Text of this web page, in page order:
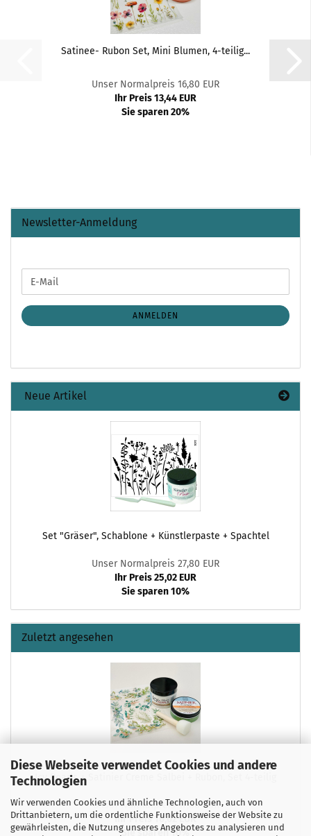
Diese Webseite verwendet Cookies und andere
Technologien
Wir verwenden Cookies und ähnliche Technologien, auch von
Drittanbietern, um die ordentliche Funktionsweise der Website zu
gewährleisten, die Nutzung unseres Angebotes zu analysieren und
Satinee- Rubon Set, Mini Blumen, 4-teilig...
Unser Normalpreis 16,80 EUR
Ihr Preis 13,44 EUR
Sie sparen 20%
Newsletter-Anmeldung
ZUR
ANMELDUNG
E-
Mail
ANMELDEN
Neue Artikel
Set "Gräser", Schablone + Künstlerpaste + Spachtel
Unser Normalpreis 27,80 EUR
Ihr Preis 25,02 EUR
Sie sparen 10%
Zuletzt angesehen
Icy Pearls + Satinier Creme Salbei + Rubon, Set 4-teilig
Unser Normalpreis 17,80 EUR
Ihr Preis 16,02 EUR
Sie sparen 10%